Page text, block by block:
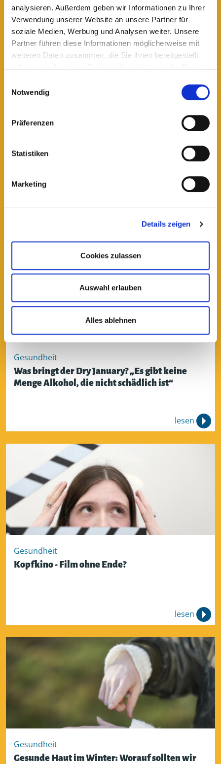
analysieren. Außerdem geben wir Informationen zu Ihrer
Verwendung unserer Website an unsere Partner für
soziale Medien, Werbung und Analysen weiter. Unsere
Partner führen diese Informationen möglicherweise mit
weiteren Daten zusammen, die Sie ihnen bereitgestellt
Notwendig
Präferenzen
Statistiken
Marketing
Details zeigen
Cookies zulassen
Auswahl erlauben
Alles ablehnen
lesen
Achterbahn fahren
lesen
Gesundheit
Was bringt der Dry January? „Es gibt keine
Menge Alkohol, die nicht schädlich ist“
lesen
Gesundheit
Kopfkino - Film ohne Ende?
lesen
Gesundheit
Gesunde Haut im Winter: Worauf sollten wir